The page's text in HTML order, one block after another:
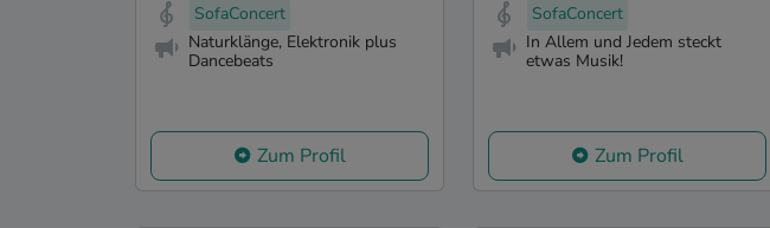
SofaConcert
Naturklänge, Elektronik plus
Dancebeats
Zum Profil
SofaConcert
In Allem und Jedem steckt
etwas Musik!
Zum Profil